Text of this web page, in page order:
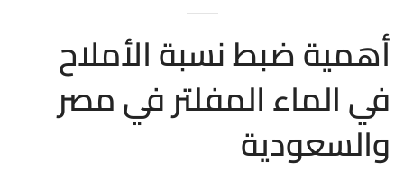
أهمية ضبط نسبة الأملاح
في الماء المفلتر في مصر
والسعودية